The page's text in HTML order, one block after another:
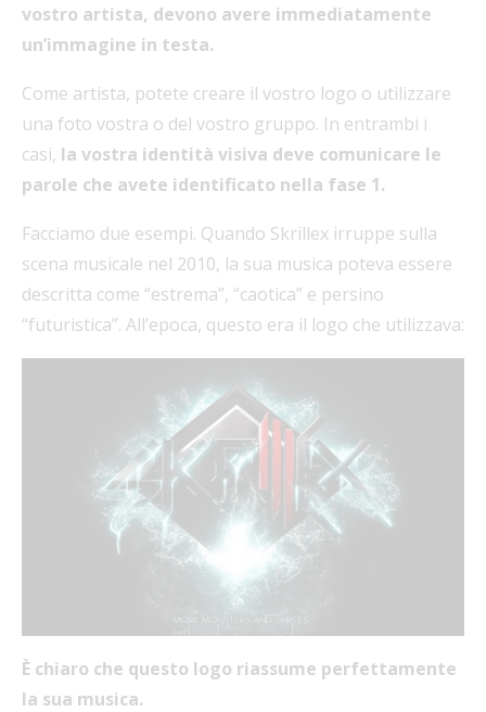
vostro artista, devono avere immediatamente
un’immagine in testa.
Come artista, potete creare il vostro logo o utilizzare
una foto vostra o del vostro gruppo. In entrambi i
casi, la vostra identità visiva deve comunicare le
parole che avete identificato nella fase 1.
Facciamo due esempi. Quando Skrillex irruppe sulla
scena musicale nel 2010, la sua musica poteva essere
descritta come “estrema”, “caotica” e persino
“futuristica”. All’epoca, questo era il logo che utilizzava:
È chiaro che questo logo riassume perfettamente
la sua musica.